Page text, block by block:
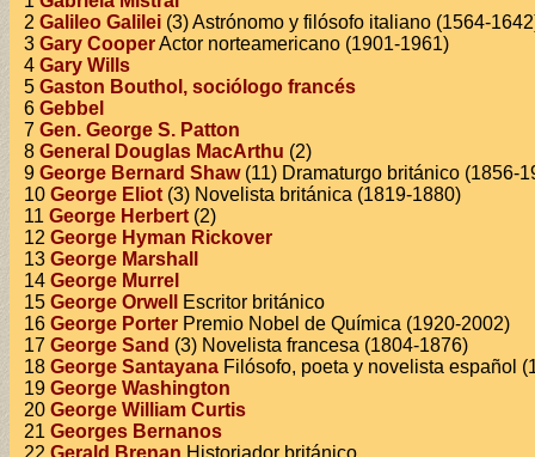
2 Galileo Galilei (3) Astrónomo y filósofo italiano (1564-
3 Gary CooperActor norteamericano (1901-1961)
4 Gary Wills
5 Gaston Bouthol, sociólogo francés
6 Gebbel
7 Gen. George S. Patton
8 General Douglas MacArthu (2)
9 George Bernard Shaw(11) Dramaturgo británico (1856-
10 George Eliot (3) Novelista británica (1819-1880)
11 George Herbert (2)
12 George Hyman Rickover
13 George Marshall
14 George Murrel
15 George Orwell
Escritor británico
16 George Porter Premio Nobel de Química (1920-2002)
17 George Sand (3) Novelista francesa (1804-1876)
18 George Santayana Filósofo, poeta y novelista español
19 George Washington
20 George William Curtis
21 Georges Bernanos
22 Gerald Brenan Historiador británico